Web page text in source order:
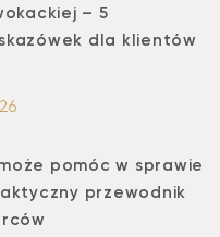
– 5
dla klientów
pomóc w sprawie
przewodnik